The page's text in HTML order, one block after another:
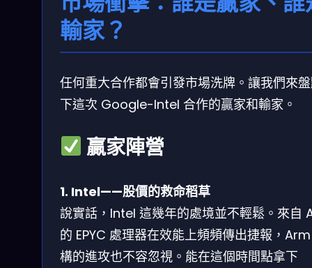
輸家？
任何重大合作都會引發市場洗牌。讓我們來
下這次 Google-Intel 合作的贏家和輸家。
贏家陣營
1. Intel——股價的救命稻草
說實話，Intel 這幾年的處境並不輕鬆。來自
的 EPYC 處理器在效能上頻頻傳出捷報，
構的進攻也不容忽視。能在這個時間點拿下